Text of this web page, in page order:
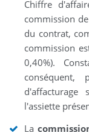
Chiffre
commission
du contrat,
commission
0,40%).
conséquent,
l'assiette
La